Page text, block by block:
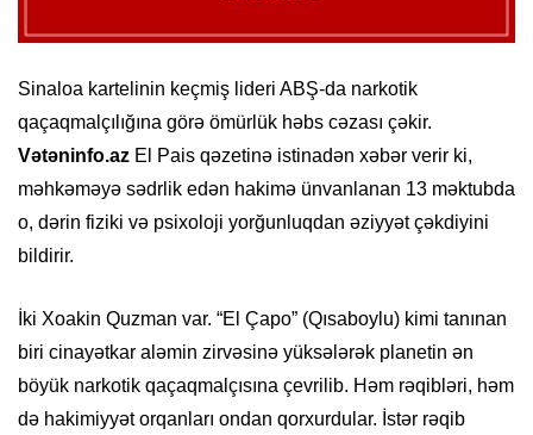
Sinaloa kartelinin keçmiş lideri ABŞ-da narkotik
qaçaqmalçılığına görə ömürlük həbs cəzası çəkir.
Vətəninfo.az El Pais qəzetinə istinadən xəbər verir ki,
məhkəməyə sədrlik edən hakimə ünvanlanan 13 məktubda
o, dərin fiziki və psixoloji yorğunluqdan əziyyət çəkdiyini
bildirir.
İki Xoakin Quzman var. “El Çapo” (Qısaboylu) kimi tanınan
biri cinayətkar aləmin zirvəsinə yüksələrək planetin ən
böyük narkotik qaçaqmalçısına çevrilib. Həm rəqibləri, həm
də hakimiyyət orqanları ondan qorxurdular. İstər rəqib